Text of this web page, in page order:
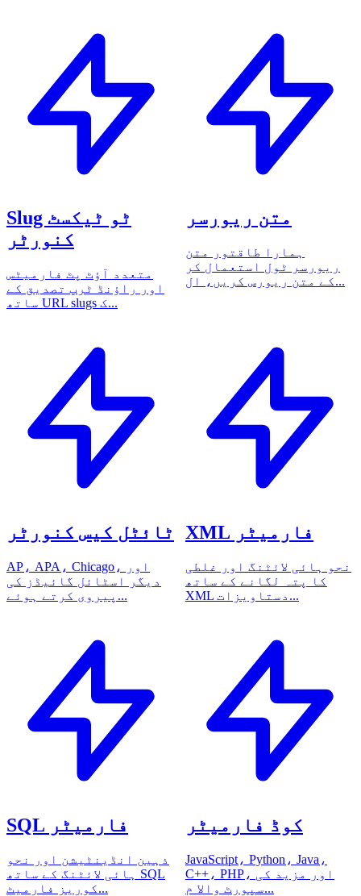
Slug ٹو ٹیکسٹ
کنورٹر
متعدد آؤٹ پٹ فارمیٹس
اور راؤنڈ ٹرپ تصدیق کے
ساتھ URL slugs ک...
متن ریورسر
ہمارا طاقتور متن
ریورسر ٹول استعمال کر
کے متن ریورس کریں، ال...
ٹائٹل کیس کنورٹر
AP، APA، Chicago، اور
دیگر اسٹائل گائیڈز کی
پیروی کرتے ہوئے...
XML فارمیٹر
نحو ہائی لائٹنگ اور غلطی
کا پتہ لگانے کے ساتھ
XML دستاویزات...
SQL فارمیٹر
ذہین انڈینٹیشن اور نحو
ہائی لائٹنگ کے ساتھ SQL
کوریز فارمیٹ...
کوڈ فارمیٹر
JavaScript، Python، Java،
C++، PHP، اور مزید کی
سپورٹ والا م...